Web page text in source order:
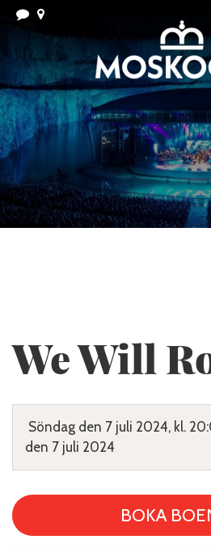
We Will
Söndag den 7 juli 2024, kl.
den 7 juli 2024
BOKA